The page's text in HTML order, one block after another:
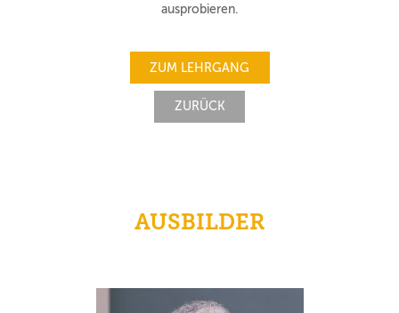
ausprobieren.
ZUM LEHRGANG
ZURÜCK
AUSBILDER